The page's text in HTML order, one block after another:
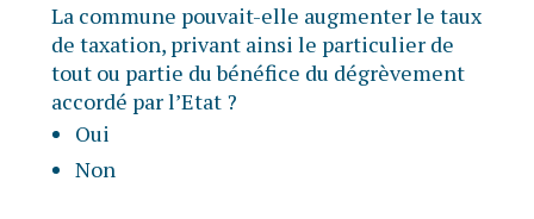
La commune pouvait-elle augmenter le taux
de taxation, privant ainsi le particulier de
tout ou partie du bénéfice du dégrèvement
accordé par l’Etat ?
Oui
Non